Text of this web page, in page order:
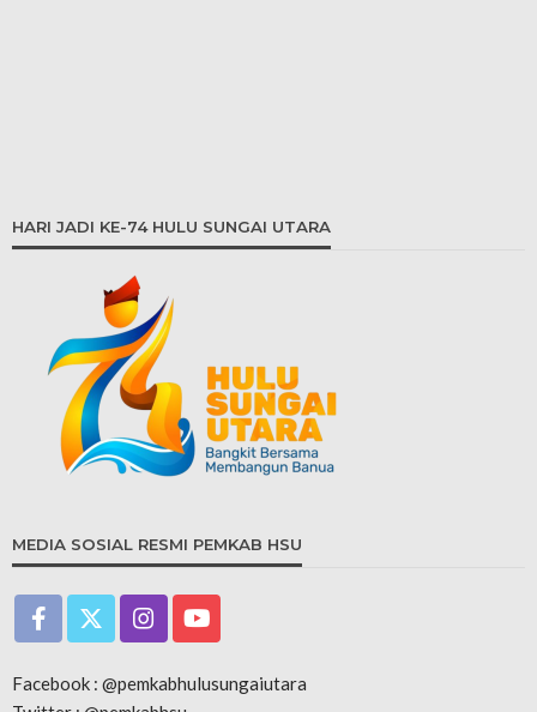
HARI JADI KE-74 HULU SUNGAI UTARA
MEDIA SOSIAL RESMI PEMKAB HSU
Facebook : @pemkabhulusungaiutara